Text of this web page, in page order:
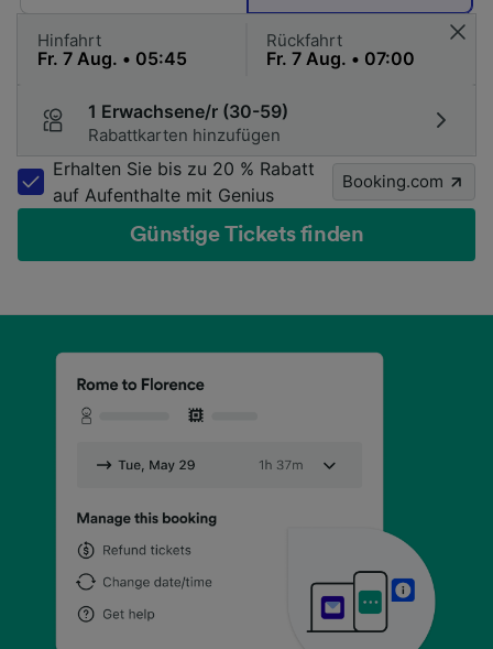
Hinfahrt Rückfahrt
1 Erwachsene/r (30-59)
Rabattkarten hinzufügen
Erhalten Sie bis zu 20 % Rabatt
auf Aufenthalte mit Genius
Booking.com
Günstige Tickets finden